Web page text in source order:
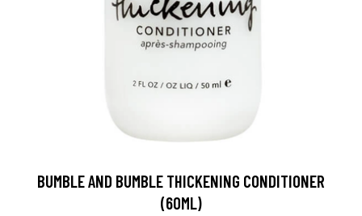
BUMBLE AND BUMBLE THICKENING CONDITIONER
(60ML)